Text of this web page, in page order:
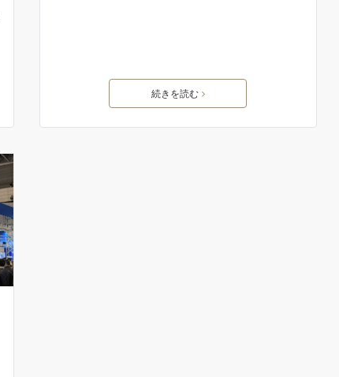
続きを読む